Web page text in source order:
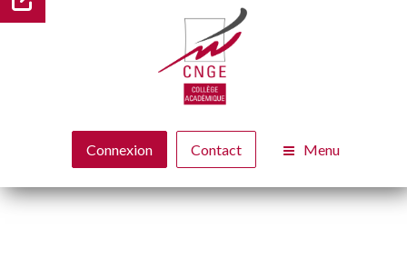
Connexion Contact Menu